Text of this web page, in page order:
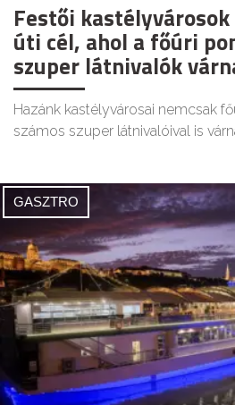
Festői
úti cél, ahol a főúri
szuper látnivalók
Hazánk kastélyvárosai nemcsak
számos szuper látnivalóival is
GASZTRO